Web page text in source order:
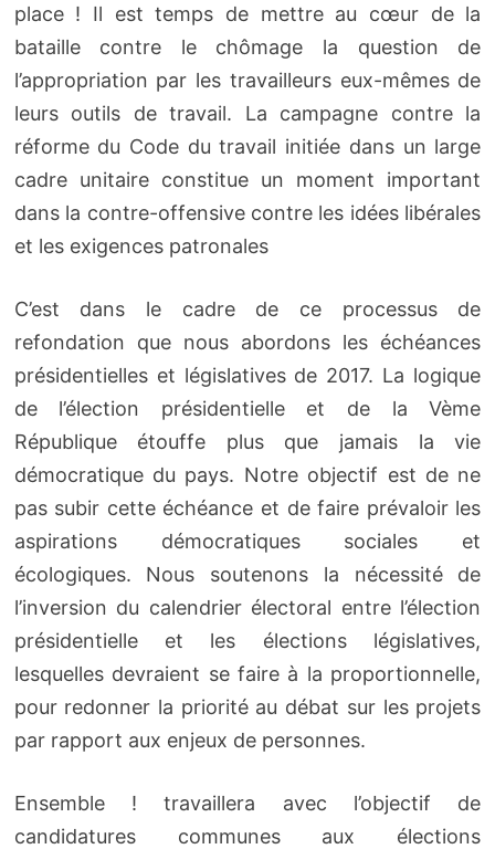
place ! Il est temps de mettre au cœur de la
bataille contre le chômage la question de
l’appropriation par les travailleurs eux-mêmes de
leurs outils de travail. La campagne contre la
réforme du Code du travail initiée dans un large
cadre unitaire constitue un moment important
dans la contre-offensive contre les idées libérales
et les exigences patronales
C’est dans le cadre de ce processus de
refondation que nous abordons les échéances
présidentielles et législatives de 2017. La logique
de l’élection présidentielle et de la Vème
République étouffe plus que jamais la vie
démocratique du pays. Notre objectif est de ne
pas subir cette échéance et de faire prévaloir les
aspirations démocratiques sociales et
écologiques. Nous soutenons la nécessité de
l’inversion du calendrier électoral entre l’élection
présidentielle et les élections législatives,
lesquelles devraient se faire à la proportionnelle,
pour redonner la priorité au débat sur les projets
par rapport aux enjeux de personnes.
Ensemble ! travaillera avec l’objectif de
candidatures communes aux élections